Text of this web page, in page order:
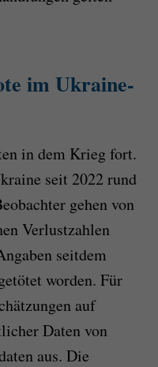
im Ukraine-
in dem Krieg fort.
seit 2022 rund
gehen von
Verlustzahlen
seitdem
worden. Für
auf
Daten von
aus. Die